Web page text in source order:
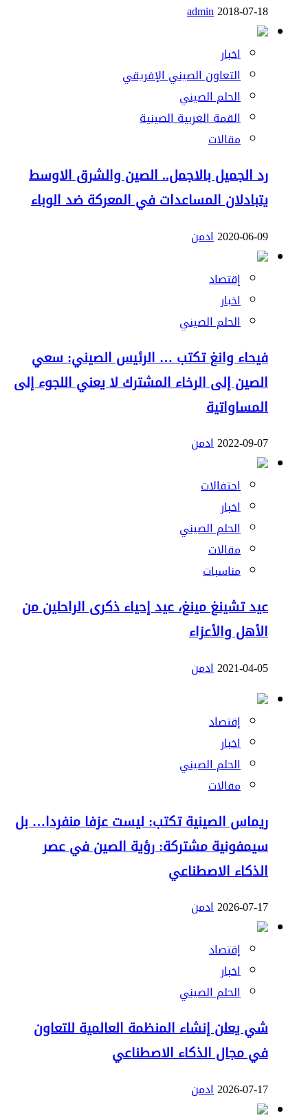
2018-07-18
admin
اخبار
التعاون الصيني الإفريقي
الحلم الصيني
القمة العربية الصينية
مقالات
رد الجميل بالاجمل.. الصين والشرق الاوسط
يتبادلان المساعدات في المعركة ضد الوباء
2020-06-09ادمن
إقتصاد
اخبار
الحلم الصيني
فيحاء وانغ تكتب … الرئيس الصيني: سعي
الصين إلى الرخاء المشترك لا يعني اللجوء إلى
المساواتية
2022-09-07ادمن
احتفالات
اخبار
الحلم الصيني
مقالات
مناسبات
عيد تشينغ مينغ، عيد إحياء ذكرى الراحلين من
الأهل والأعزاء
2021-04-05ادمن
إقتصاد
اخبار
الحلم الصيني
مقالات
ريماس الصينية تكتب: ليست عزفا منفردا… بل
سيمفونية مشتركة: رؤية الصين في عصر
الذكاء الاصطناعي
2026-07-17ادمن
إقتصاد
اخبار
الحلم الصيني
شي يعلن إنشاء المنظمة العالمية للتعاون
في مجال الذكاء الاصطناعي
2026-07-17ادمن